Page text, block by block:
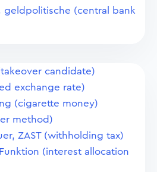
geldpolitische (central bank
candidate)
exchange rate)
(cigarette money)
method)
ZAST (withholding tax)
(interest allocation